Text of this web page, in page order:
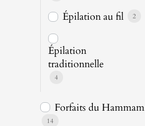
Épilation au fil 2
Épilation
traditionnelle
4
Forfaits du Hammam
14